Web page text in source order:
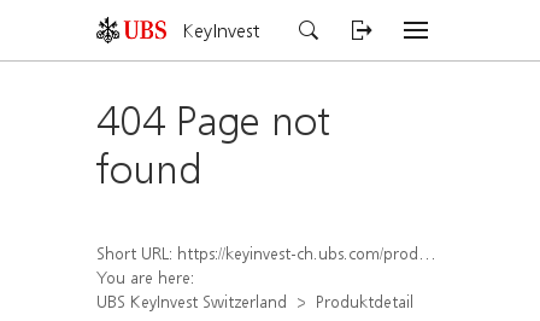
KeyInvest
404 Page not
found
Short URL: https://keyinvest-ch.ubs.com/produkt/detail/index/isin/CH1579758561
You are here:
UBS KeyInvest Switzerland
Produktdetail